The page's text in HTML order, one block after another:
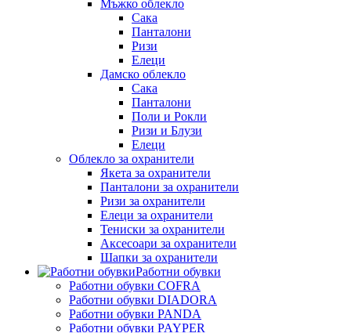
Мъжко облекло
Сака
Панталони
Ризи
Елеци
Дамско облекло
Сака
Панталони
Поли и Рокли
Ризи и Блузи
Елеци
Облекло за охранители
Якета за охранители
Панталони за охранители
Ризи за охранители
Елеци за охранители
Тениски за охранители
Аксесоари за охранители
Шапки за охранители
Работни обувки
Работни обувки COFRA
Работни обувки DIADORA
Работни обувки PANDA
Работни обувки PAYPER